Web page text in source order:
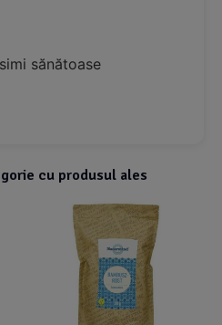
sănătoase
cu produsul ales